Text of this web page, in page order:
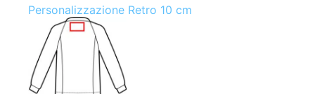
Personalizzazione Retro 10 cm